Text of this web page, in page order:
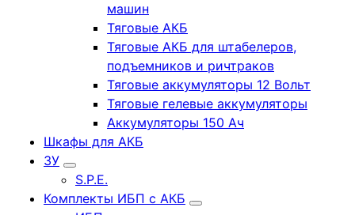
машин
Тяговые АКБ
Тяговые АКБ для штабелеров,
подъемников и ричтраков
Тяговые аккумуляторы 12 Вольт
Тяговые гелевые аккумуляторы
Аккумуляторы 150 Ач
Шкафы для АКБ
ЗУ
S.P.E.
Комплекты ИБП с АКБ